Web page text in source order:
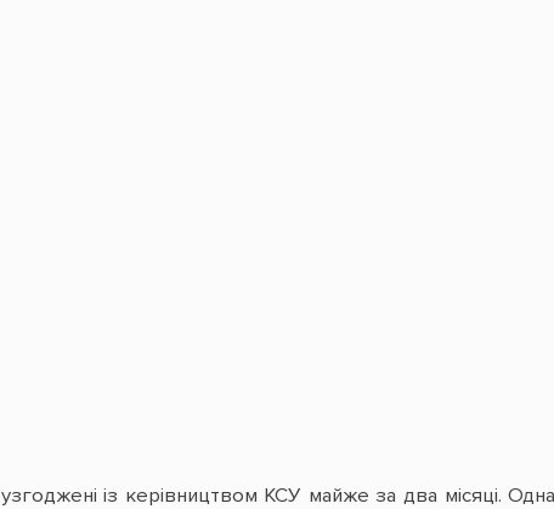
узгоджені із керівництвом КСУ майже за два місяці.